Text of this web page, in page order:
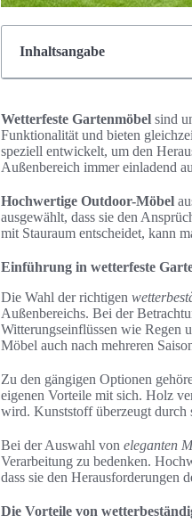
Inhaltsangabe
Wetterfeste Gartenmöbel sind
Funktionalität und bieten
speziell entwickelt, um den
Außenbereich immer einladend
Hochwertige Outdoor-Möbel
ausgewählt, dass sie den
mit Stauraum entscheidet, kann
Einführung in wetterfeste
Die Wahl der richtigen
Außenbereichs. Bei der
Witterungseinflüssen wie Regen
Möbel auch nach mehreren
Zu den gängigen Optionen
eigenen Vorteile mit sich. Holz
wird. Kunststoff überzeugt durch
Bei der Auswahl von eleganten
Verarbeitung zu bedenken.
dass sie den Herausforderungen
Die Vorteile von